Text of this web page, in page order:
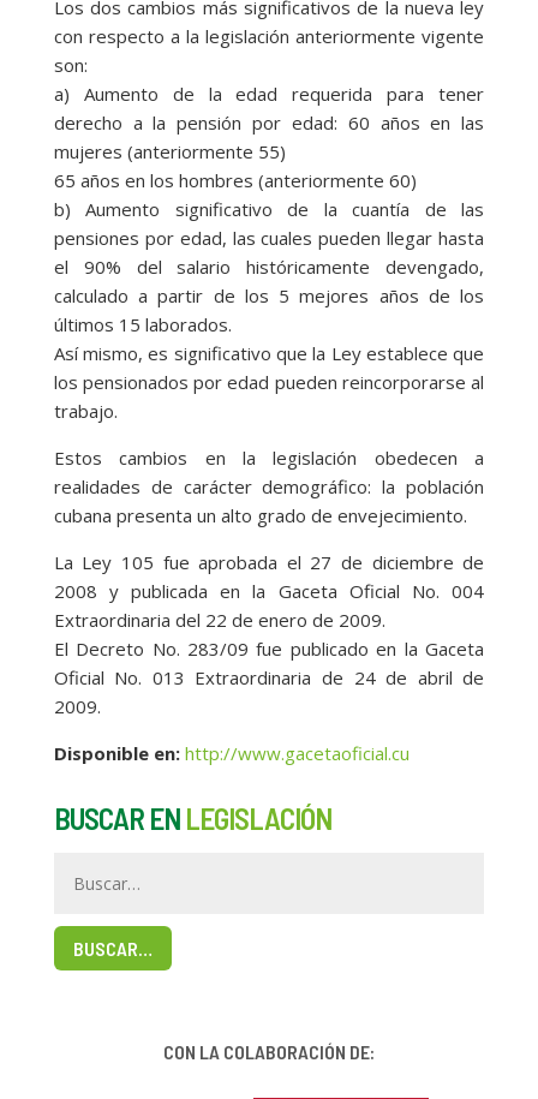
Los dos cambios más significativos de la nueva ley
con respecto a la legislación anteriormente vigente
son:
a) Aumento de la edad requerida para tener
derecho a la pensión por edad: 60 años en las
mujeres (anteriormente 55)
65 años en los hombres (anteriormente 60)
b) Aumento significativo de la cuantía de las
pensiones por edad, las cuales pueden llegar hasta
el 90% del salario históricamente devengado,
calculado a partir de los 5 mejores años de los
últimos 15 laborados.
Así mismo, es significativo que la Ley establece que
los pensionados por edad pueden reincorporarse al
trabajo.
Estos cambios en la legislación obedecen a
realidades de carácter demográfico: la población
cubana presenta un alto grado de envejecimiento.
La Ley 105 fue aprobada el 27 de diciembre de
2008 y publicada en la Gaceta Oficial No. 004
Extraordinaria del 22 de enero de 2009.
El Decreto No. 283/09 fue publicado en la Gaceta
Oficial No. 013 Extraordinaria de 24 de abril de
2009.
Disponible en: http://www.gacetaoficial.cu
BUSCAR EN LEGISLACIÓN
BUSCAR…
CON LA COLABORACIÓN DE: